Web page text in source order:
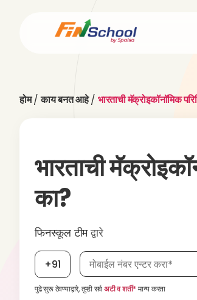
होम/काय बनत आहे/ भारताची मॅक्रोइकॉनॉमिक
भारताची
का?
फिनस्कूल टीमद्वारे
+91 मोबाईल नंबर, आवश्यक
पुढे सुरू ठेवण्याद्वारे, तुम्ही सर्वअटी व शर्ती*मान्य करता